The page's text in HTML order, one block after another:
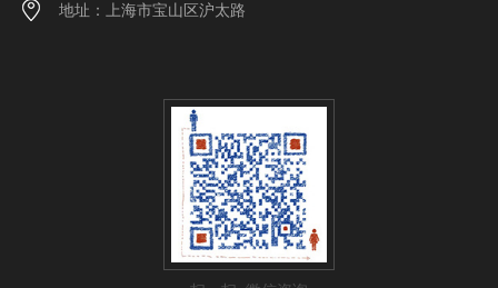
地址：上海市宝山区沪太路